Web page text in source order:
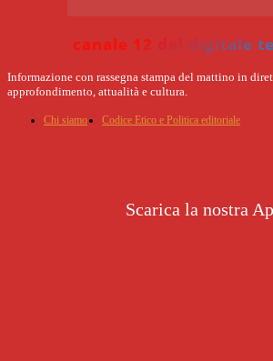
canale 12 del digitale
Informazione con rassegna stampa del mattino in
approfondimento, attualità e cultura.
Chi siamo Codice Etico e Politica editoriale
Scarica la nostra